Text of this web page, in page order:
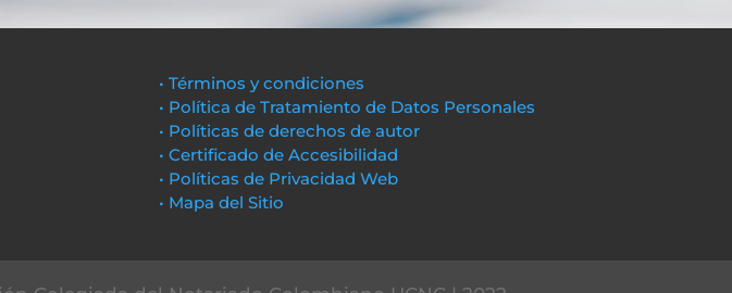
• Términos y condiciones
• Política de Tratamiento de Datos Personales
• Políticas de derechos de autor
• Certificado de Accesibilidad
• Políticas de Privacidad Web
• Mapa del Sitio